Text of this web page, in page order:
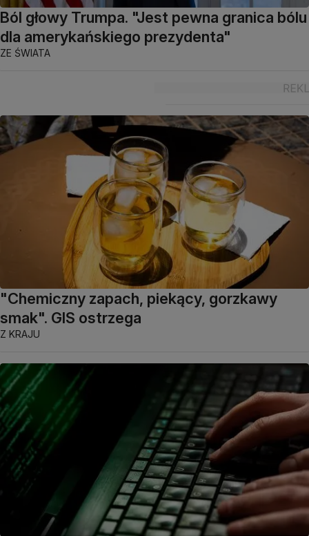
Ból głowy Trumpa. "Jest pewna granica bólu
dla amerykańskiego prezydenta"
ZE ŚWIATA
"Chemiczny zapach, piekący, gorzkawy
smak". GIS ostrzega
Z KRAJU